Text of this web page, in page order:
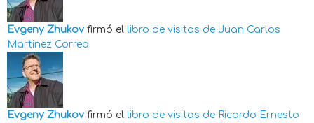
Evgeny Zhukov firmó el libro de visitas de Juan Carlos
Martinez Correa
Evgeny Zhukov firmó el libro de visitas de Ricardo Ernesto